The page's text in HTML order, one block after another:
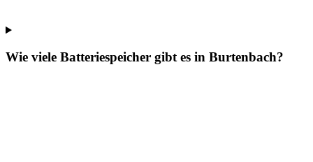
Wie viele Batteriespeicher gibt es in Burtenbach?